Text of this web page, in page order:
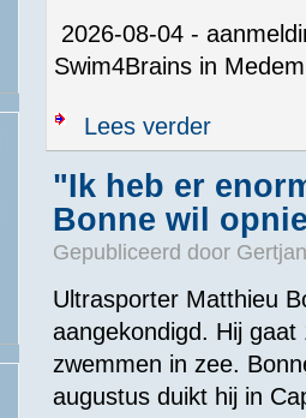
2026-08-04 -
Swim4Brains in
Lees verderover
"Ik heb er
Bonne wil
Gepubliceerd door
Ultrasporter Matthieu
aangekondigd. Hij
zwemmen in zee.
augustus duikt hij in